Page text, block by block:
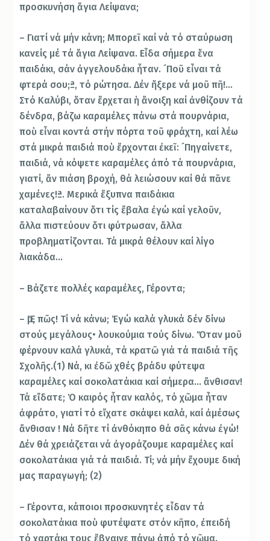
προσκυνήση ἅγια Λείψανα;
– Γιατί νά μήν κάνη; Μπορεῖ καί νά τό σταύρωση
κανείς μέ τά ἅγια Λείψανα. Εἶδα σήμερα ἕνα
παιδάκι, σάν ἀγγελουδάκι ἦταν. ´Ποῦ εἶναι τά
φτερά σου;ª, τό ρώτησα. Δέν ἤξερε νά μοῦ πῆ!…
Στό Καλύβι, ὅταν ἔρχεται ἡ ἄνοιξη καί ἀνθίζουν τά
δένδρα, βάζω καραμέλες πάνω στά πουρνάρια,
ποὺ εἶναι κοντά στήν πόρτα τοῦ φράχτη, καί λέω
στά μικρά παιδιά ποὺ ἔρχονται ἐκεῖ: ´Πηγαίνετε,
παιδιά, νά κόψετε καραμέλες ἀπό τά πουρνάρια,
γιατί, ἄν πιάση βροχή, θά λειώσουν καί θά πᾶνε
χαμένες!ª. Μερικά ἔξυπνα παιδάκια
καταλαβαίνουν ὅτι τίς ἔβαλα ἐγώ καί γελοῦν,
ἄλλα πιστεύουν ὅτι φύτρωσαν, ἄλλα
προβληματίζονται. Τά μικρά θέλουν καί λίγο
λιακάδα…
– Βάζετε πολλές καραμέλες, Γέροντα;
– Ἔμ, πῶς! Τί νά κάνω; Ἐγώ καλά γλυκά δέν δίνω
στούς μεγάλους• λουκούμια τούς δίνω. Ὅταν μοῦ
φέρνουν καλά γλυκά, τά κρατῶ γιά τά παιδιά τῆς
Σχολῆς.(1) Νά, κι ἐδῶ χθές βράδυ φύτεψα
καραμέλες καί σοκολατάκια καί σήμερα… ἄνθισαν!
Τά εἴδατε; Ὁ καιρός ἦταν καλός, τό χῶμα ἦταν
ἀφράτο, γιατί τό εἴχατε σκάψει καλά, καί ἀμέσως
ἄνθισαν ! Νά δῆτε τί ἀνθόκηπο θά σᾶς κάνω ἐγώ!
Δέν θά χρειάζεται νά ἀγοράζουμε καραμέλες καί
σοκολατάκια γιά τά παιδιά. Τί; νά μήν ἔχουμε δική
μας παραγωγή; (2)
– Γέροντα, κάποιοι προσκυνητές εἶδαν τά
σοκολατάκια ποὺ φυτέψατε στόν κῆπο, ἐπειδή
τό χαρτάκι τους ἔβγαινε πάνω ἀπό τό χῶμα.